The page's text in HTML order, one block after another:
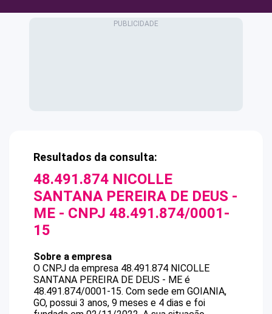
Resultados da consulta:
48.491.874 NICOLLE
SANTANA PEREIRA DE DEUS -
ME - CNPJ 48.491.874/0001-
15
Sobre a empresa
O CNPJ da empresa 48.491.874 NICOLLE
SANTANA PEREIRA DE DEUS - ME é
48.491.874/0001-15. Com sede em GOIANIA,
GO, possui 3 anos, 9 meses e 4 dias e foi